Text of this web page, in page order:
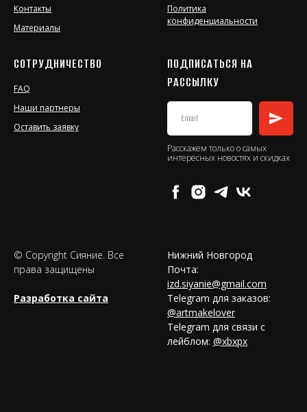
Контакты
Материалы
Политика
конфиденциальности
СОТРУДНИЧЕСТВО
FAQ
Наши партнеры
Оставить заявку
ПОДПИСАТЬСЯ НА
РАССЫЛКУ
Расскажем только о самых
интересных новостях и скидках
© Copyright Сияние. Все
права защищены
Разработка сайта
Нижний Новгород
Почта:
izd.siyanie@gmail.com
Telegram для заказов:
@artmakelover
Telegram для связи с
лейблом: @xbxpx